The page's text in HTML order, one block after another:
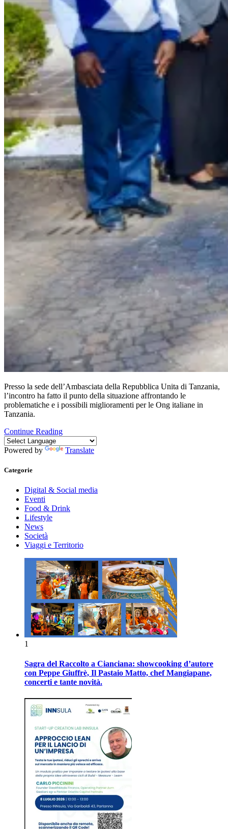
Presso la sede dell’Ambasciata della Repubblica Unita di Tanzania,
l’incontro ha fatto il punto della situazione affrontando le
problematiche e i possibili miglioramenti per le Ong italiane in
Tanzania.
Continue Reading
Powered by Translate
Categorie
Digital & Social media
Eventi
Food & Drink
Lifestyle
News
Società
Viaggi e Territorio
1
Sagra del Raccolto a Cianciana: showcooking d’autore
con Peppe Giuffrè, Il Pastaio Matto, chef Mangiapane,
concerti e tante novità.